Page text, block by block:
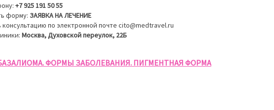
+7 925 191 50 55
форму: ЗАЯВКА НА ЛЕЧЕНИЕ
консультацию по электронной почте cito@medtravel.ru
Москва, Духовской переулок, 22Б
ФОРМЫ ЗАБОЛЕВАНИЯ. ПИГМЕНТНАЯ ФОРМА